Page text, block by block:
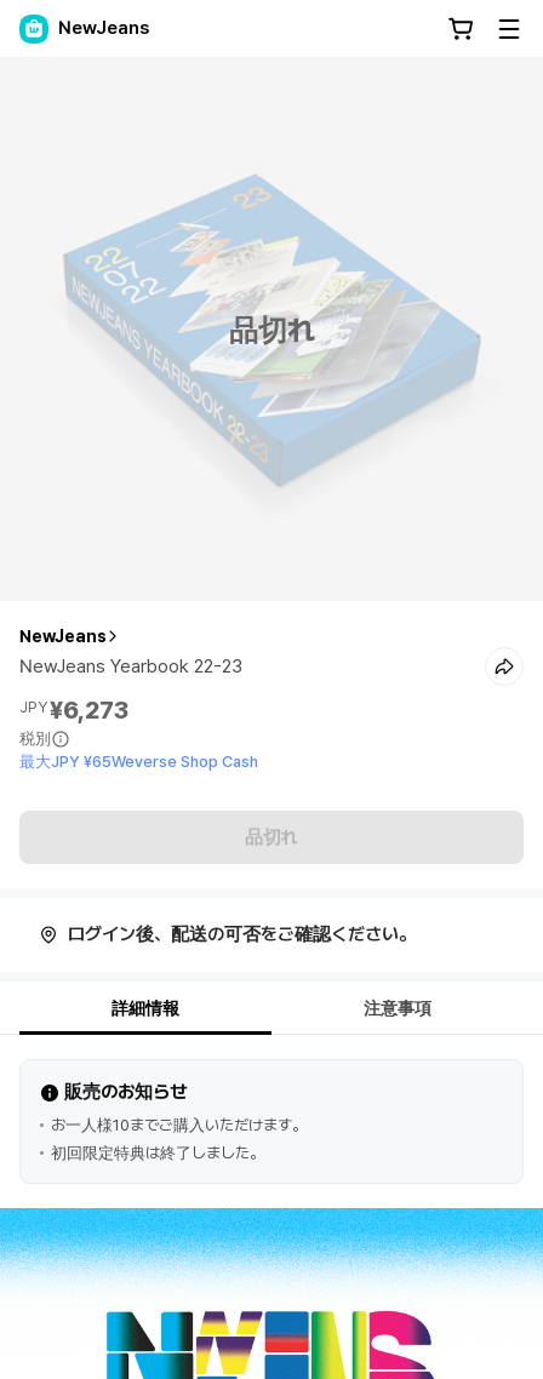
NewJeans
品切れ
NewJeans
NewJeans Yearbook 22-23
JPY¥6,273
税別
最大JPY ¥65Weverse Shop Cash
品切れ
ログイン後、配送の可否をご確認ください。
詳細情報 注意事項
販売のお知らせ
お一人様10までご購入いただけます。
初回限定特典は終了しました。